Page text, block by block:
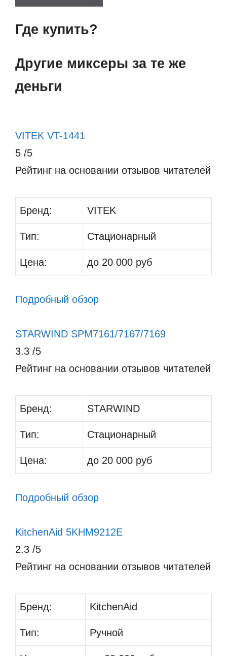
Где купить?
Другие миксеры за те же
деньги
VITEK VT-1441
5 /5
Рейтинг на основании отзывов читателей
Бренд: VITEK
Тип: Стационарный
Цена: до 20 000 руб
Подробный обзор
STARWIND SPM7161/7167/7169
3.3 /5
Рейтинг на основании отзывов читателей
Бренд: STARWIND
Тип: Стационарный
Цена: до 20 000 руб
Подробный обзор
KitchenAid 5KHM9212E
2.3 /5
Рейтинг на основании отзывов читателей
Бренд: KitchenAid
Тип: Ручной